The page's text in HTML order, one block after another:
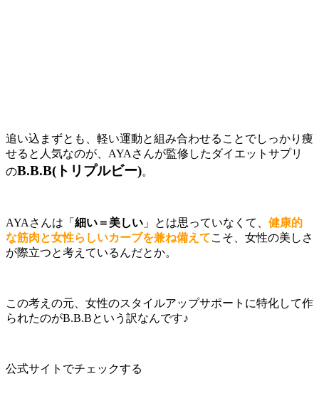
追い込まずとも、軽い運動と組み合わせることでしっかり痩
せると人気なのが、 AYAさんが監修したダイエットサプリ
のB.B.B(トリプルビー)。
AYAさんは「 細い＝美しい 」とは思っていなくて、 健康的
な筋肉と女性らしいカーブを兼ね備え てこそ、女性の美しさ
が際立つと考えているんだとか。
この考えの元、女性のスタイルアップサポートに特化して作
られたのがB.B.Bという訳なんです♪
公式サイトでチェックする